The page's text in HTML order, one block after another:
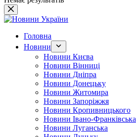
Головна
Новини
Новини Києва
Новини Вінниці
Новини Дніпра
Новини Донецьку
Новини Житомира
Новини Запоріжжя
Новини Кропивницького
Новини Івано-Франківська
Новини Луганська